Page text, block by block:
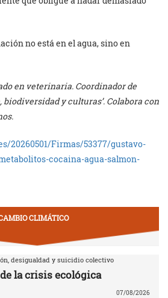
no está en el agua, sino en
en veterinaria. Coordinador de
biodiversidad y culturas’. Colabora con
20260501/Firmas/53377/gustavo-
cocaina-agua-salmon-
CLIMÁTICO
desigualdad y suicidio colectivo
la crisis ecológica
07/08/2026